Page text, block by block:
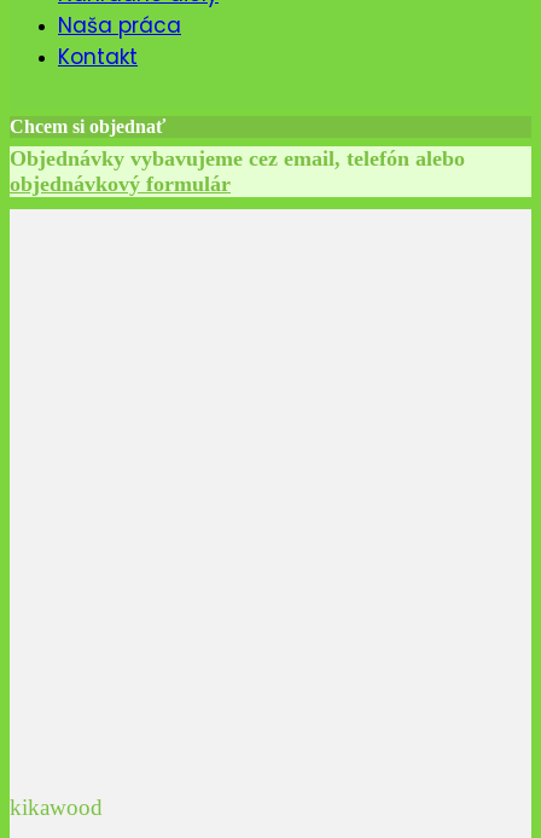
Naša práca
Kontakt
Chcem si objednať
Objednávky vybavujeme cez email, telefón alebo
objednávkový formulár
kikawood